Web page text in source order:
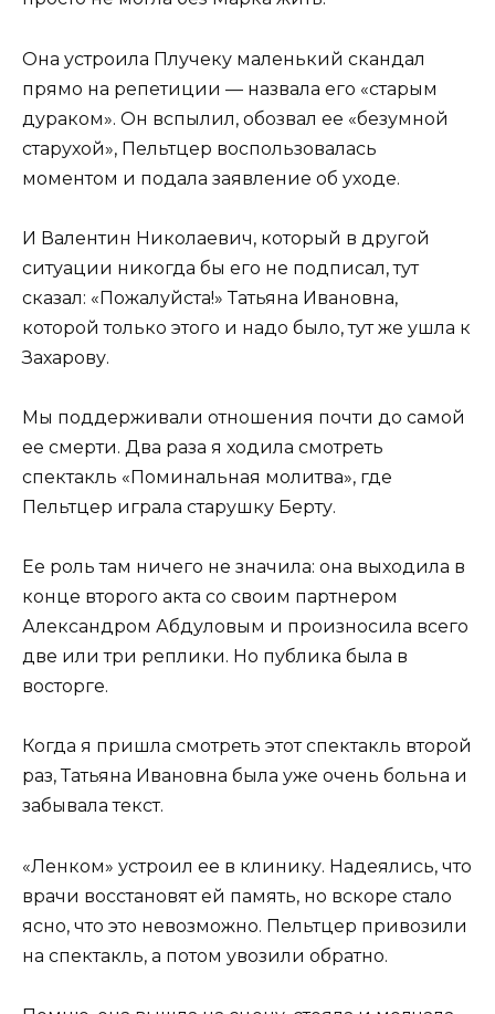
Она устроила Плучеку маленький скандал
прямо на репетиции — назвала его «старым
дураком». Он вспылил, обозвал ее «безумной
старухой», Пельтцер воспользовалась
моментом и подала заявление об уходе.
И Валентин Николаевич, который в другой
ситуации никогда бы его не подписал, тут
сказал: «Пожалуйста!» Татьяна Ивановна,
которой только этого и надо было, тут же ушла к
Захарову.
Мы поддерживали отношения почти до самой
ее смерти. Два раза я ходила смотреть
спектакль «Поминальная молитва», где
Пельтцер играла старушку Берту.
Ее роль там ничего не значила: она выходила в
конце второго акта со своим партнером
Александром Абдуловым и произносила всего
две или три реплики. Но публика была в
восторге.
Когда я пришла смотреть этот спектакль второй
раз, Татьяна Ивановна была уже очень больна и
забывала текст.
«Ленком» устроил ее в клинику. Надеялись, что
врачи восстановят ей память, но вскоре стало
ясно, что это невозможно. Пельтцер привозили
на спектакль, а потом увозили обратно.